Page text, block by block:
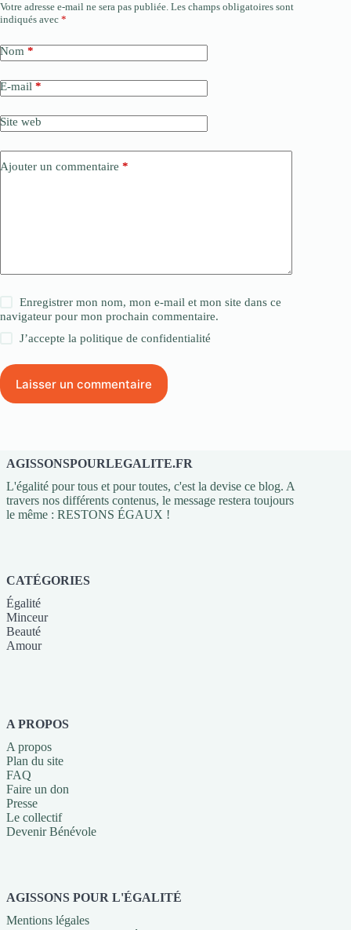
Votre adresse e-mail ne sera pas publiée. Les champs obligatoires sont
indiqués avec *
Nom *
E-mail *
Site web
Ajouter un commentaire *
Enregistrer mon nom, mon e-mail et mon site dans ce
navigateur pour mon prochain commentaire.
J’accepte lapolitique de confidentialité
Laisser un commentaire
AGISSONSPOURLEGALITE.FR
L'égalité pour tous et pour toutes, c'est la devise ce blog. A
travers nos différents contenus, le message restera toujours
le même : RESTONS ÉGAUX !
CATÉGORIES
Égalité
Minceur
Beauté
Amour
A PROPOS
A propos
Plan du site
FAQ
Faire un don
Presse
Le collectif
Devenir Bénévole
AGISSONS POUR L'ÉGALITÉ
Mentions légales